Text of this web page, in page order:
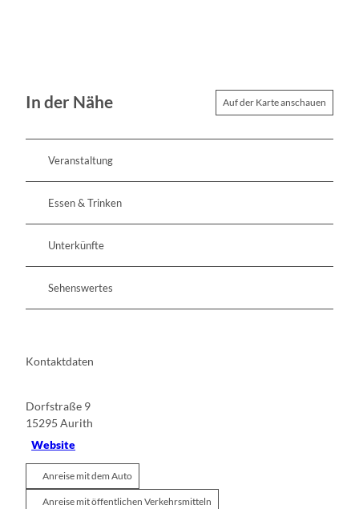
In der Nähe Auf der Karte anschauen
Veranstaltung
Essen & Trinken
Unterkünfte
Sehenswertes
Kontaktdaten
Dorfstraße 9
15295 Aurith
Website
Anreise mit dem Auto
Anreise mit öffentlichen Verkehrsmitteln